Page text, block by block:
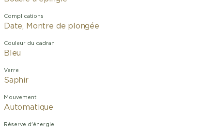
Complications
Date, Montre de plongée
Couleur du cadran
Bleu
Verre
Saphir
Mouvement
Automatique
Réserve d'énergie